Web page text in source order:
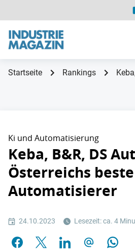
Startseite Rankings
Ki und Automatisierung
Keba, B&R, DS
Österreichs beste
Automatisierer
24.10.2023 Lesezeit: ca. 4